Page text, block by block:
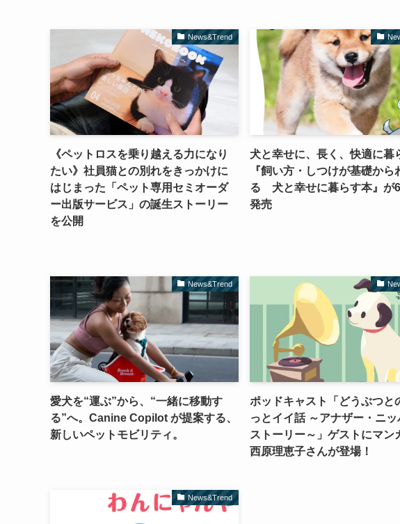
News&Trend
《ペットロスを乗り越える力になり
たい》社員猫との別れをきっかけに
はじまった「ペット専用セミオーダ
ー出版サービス」の誕生ストーリー
を公開
犬と幸せに、長く、快適に暮
『飼い方・しつけが基礎から
る 犬と幸せに暮らす本』が6
発売
News&Trend
愛犬を“運ぶ”から、“一緒に移動す
る”へ。Canine Copilot が提案する、
新しいペットモビリティ。
ポッドキャスト「どうぶつと
っとイイ話 ～アナザー・ニッ
ストーリー～」ゲストにマン
西原理恵子さんが登場！
News&Trend